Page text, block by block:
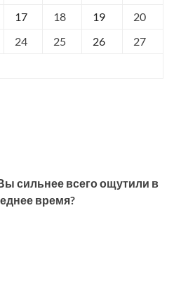
17 18 19
20
24 25 26
27
сильнее всего ощутили в
время?